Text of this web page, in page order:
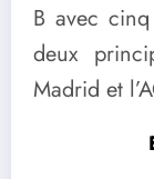
B avec
deux
Madrid et